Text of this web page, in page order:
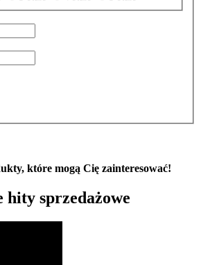
które mogą Cię zainteresować!
hity sprzedażowe